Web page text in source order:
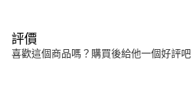
評價
喜歡這個商品嗎？購買後給他一個好評吧